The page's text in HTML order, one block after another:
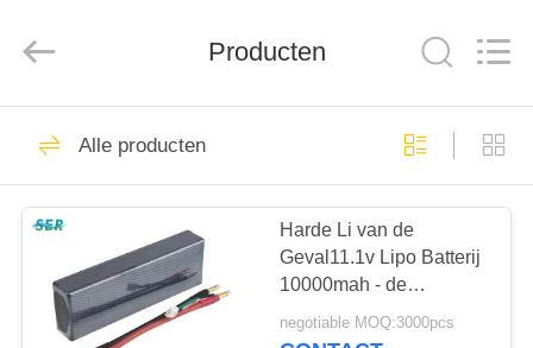
HUIS
PRODUCTEN
ONGEVEER
ONS
Battery
Technology
De Batterij van Li
SOCL2
156
Producten
Alle producten
Harde Li van de
Geval11.1v Lipo Batterij
10000mah - de
Bootmodel van de
Polymeer30c 3S RC
negotiable MOQ:3000pcs